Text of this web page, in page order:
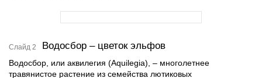
Слайд 2 Водосбор – цветок эльфов
Водосбор, или аквилегия (Aquilegia), – многолетнее
травянистое растение из семейства лютиковых